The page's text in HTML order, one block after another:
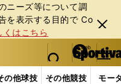
ニーズ等について調
を表⽰する⽬的で Co
くはこちら
閉じ
る
web Sportiva (webスポルティーバ)
検索
マイペ
ー
ジ
メニュ
の他球技 その他競技 モー
ジ目)